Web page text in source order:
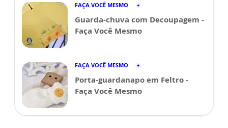
FAÇA VOCÊ MESMO
Guarda-chuva com Decoupagem -
Faça Você Mesmo
FAÇA VOCÊ MESMO
Porta-guardanapo em Feltro -
Faça Você Mesmo